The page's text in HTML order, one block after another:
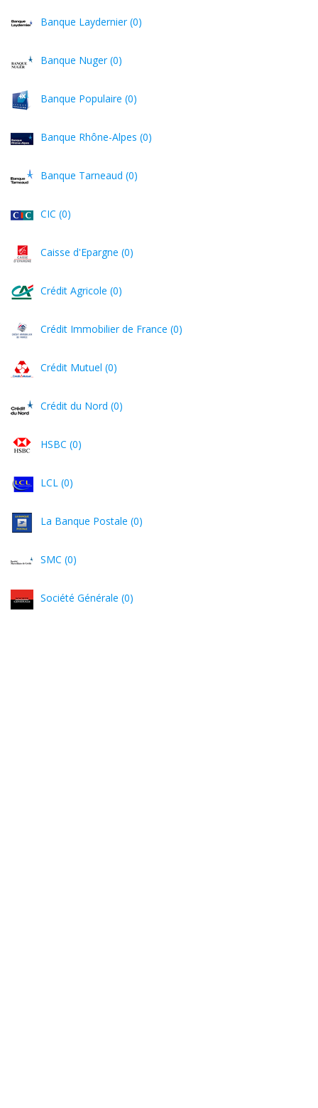
Banque Laydernier (0)
Banque Nuger (0)
Banque Populaire (0)
Banque Rhône-Alpes (0)
Banque Tarneaud (0)
CIC (0)
Caisse d'Epargne (0)
Crédit Agricole (0)
Crédit Immobilier de France (0)
Crédit Mutuel (0)
Crédit du Nord (0)
HSBC (0)
LCL (0)
La Banque Postale (0)
SMC (0)
Société Générale (0)